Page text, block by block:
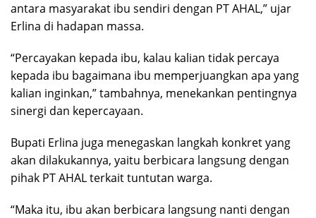
antara masyarakat ibu sendiri dengan PT AHAL,” ujar
Erlina di hadapan massa.
“Percayakan kepada ibu, kalau kalian tidak percaya
kepada ibu bagaimana ibu memperjuangkan apa yang
kalian inginkan,” tambahnya, menekankan pentingnya
sinergi dan kepercayaan.
Bupati Erlina juga menegaskan langkah konkret yang
akan dilakukannya, yaitu berbicara langsung dengan
pihak PT AHAL terkait tuntutan warga.
“Maka itu, ibu akan berbicara langsung nanti dengan